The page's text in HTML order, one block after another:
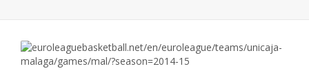
FIBA